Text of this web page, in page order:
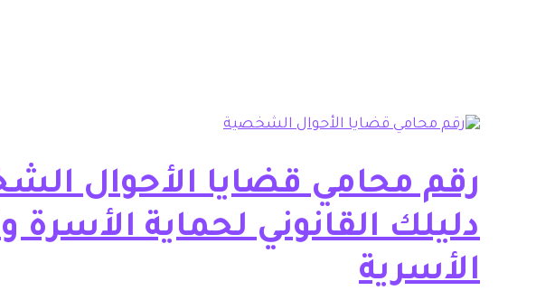
رقم محامي قضايا الأحوال
دليلك القانوني لحماية الأسرة
الأسرية